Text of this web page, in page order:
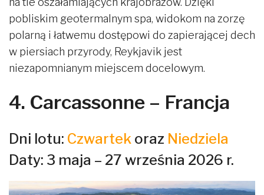
pobliskim geotermalnym spa, widokom na zorzę
polarną i łatwemu dostępowi do zapierającej dech
w piersiach przyrody, Reykjavik jest
niezapomnianym miejscem docelowym.
4. Carcassonne – Francja
Dni lotu: Czwartek oraz Niedziela
Daty: 3 maja – 27 września 2026 r.